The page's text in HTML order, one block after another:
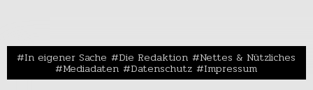
In eigener Sache Die Redaktion Nettes & Nützliches
Mediadaten Datenschutz Impressum